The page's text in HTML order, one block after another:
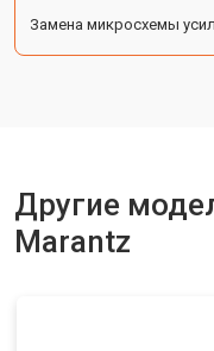
Замена микросхемы
Другие
Marantz